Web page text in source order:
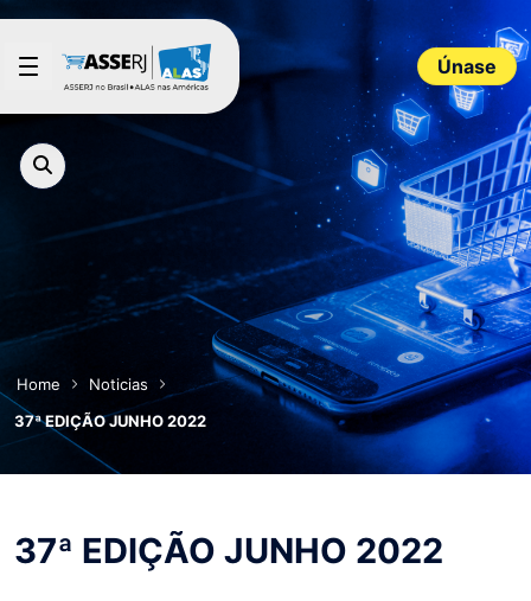
Saltar al contenido principal
Únase
Home
Noticias
37ª EDIÇÃO JUNHO 2022
37ª EDIÇÃO JUNHO 2022